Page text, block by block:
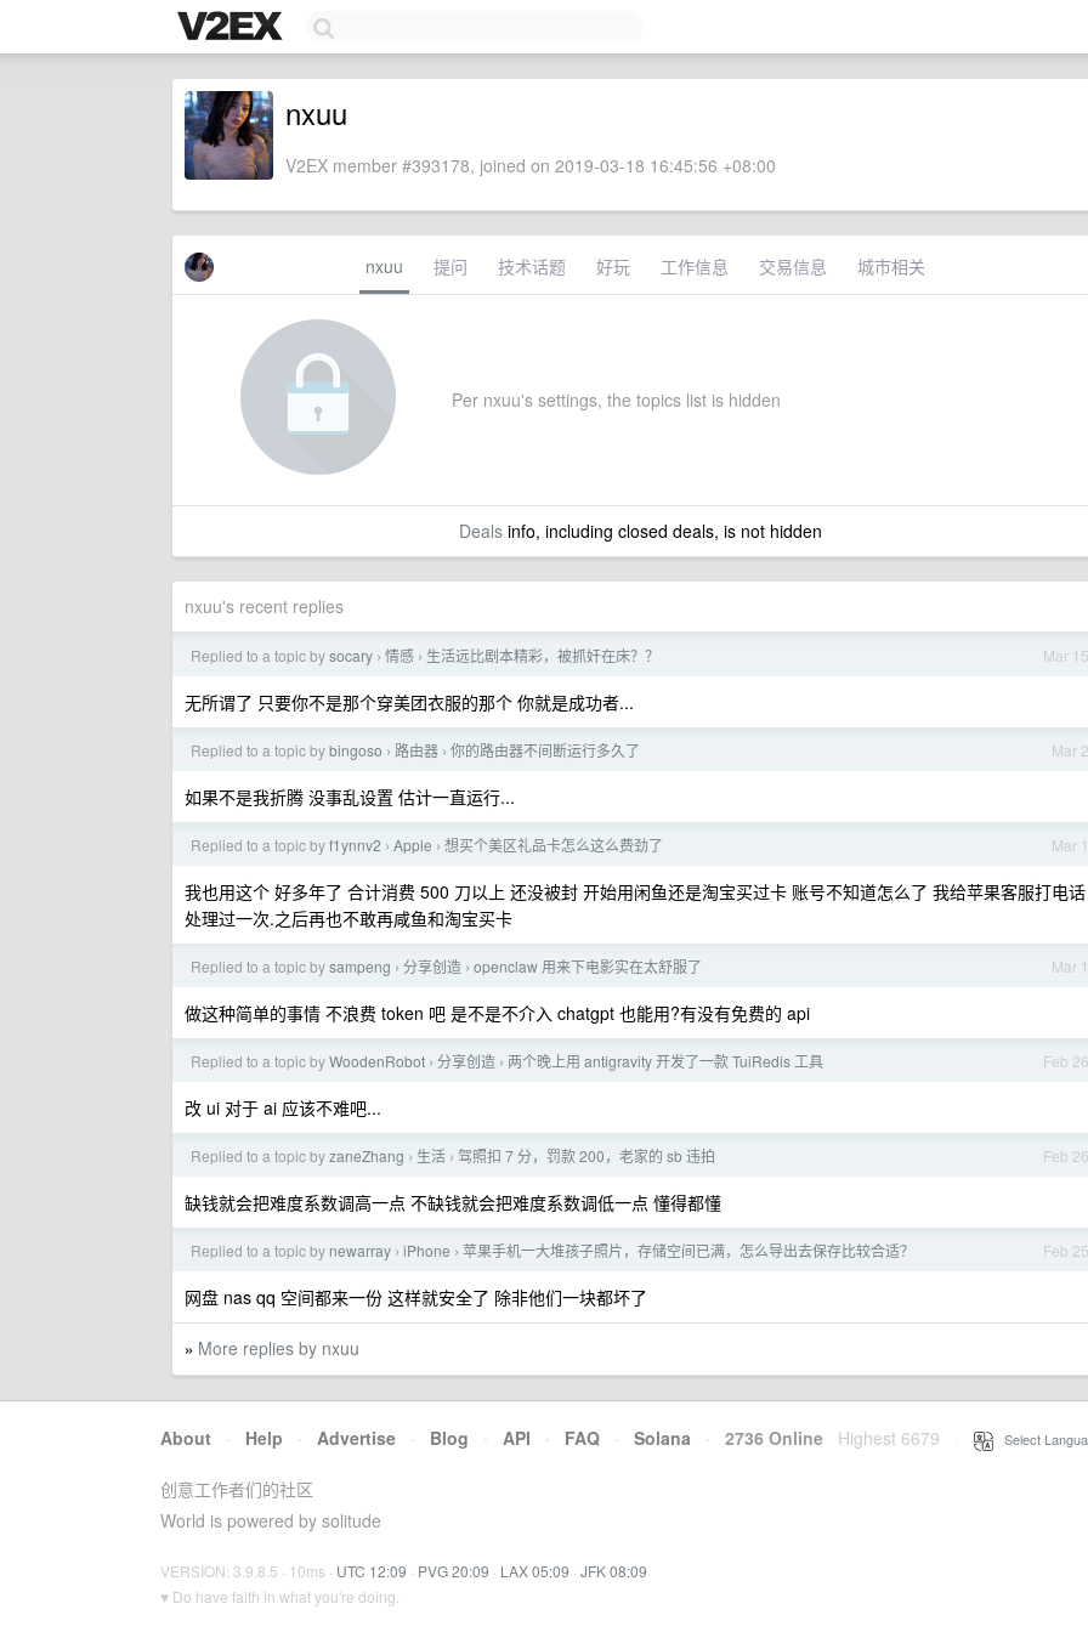
nxuu
V2EX member #393178, joined on 2019-03-18 16:45:56 +08:00
nxuu 提问 技术话题 好玩 工作信息 交易信息 城市相关
Per nxuu's settings, the topics list is hidden
Dealsinfo, including closed deals, is not hidden
nxuu's recent replies
Mar 15
Replied to a topic bysocary › 情感 › 生活远比剧本精彩，被抓奸在床？？
无所谓了 只要你不是那个穿美团衣服的那个 你就是成功者...
Mar 2
Replied to a topic bybingoso › 路由器 › 你的路由器不间断运行多久了
如果不是我折腾 没事乱设置 估计一直运行...
Mar 1
Replied to a topic byf1ynnv2 › Apple › 想买个美区礼品卡怎么这么费劲了
我也用这个 好多年了 合计消费 500 刀以上 还没被封 开始用闲鱼还是淘宝买过卡 账号不知道怎么了 我给苹果客服打电话
处理过一次.之后再也不敢再咸鱼和淘宝买卡
Mar 1
Replied to a topic bysampeng › 分享创造 › openclaw 用来下电影实在太舒服了
做这种简单的事情 不浪费 token 吧 是不是不介入 chatgpt 也能用?有没有免费的 api
Feb 26
Replied to a topic byWoodenRobot › 分享创造 › 两个晚上用 antigravity 开发了一款 TuiRedis 工具
改 ui 对于 ai 应该不难吧...
Feb 26
Replied to a topic byzaneZhang › 生活 › 驾照扣 7 分，罚款 200，老家的 sb 违拍
缺钱就会把难度系数调高一点 不缺钱就会把难度系数调低一点 懂得都懂
Feb 25
Replied to a topic by newarray › iPhone › 苹果手机一大堆孩子照片，存储空间已满，怎么导出去保存比较合适？
网盘 nas qq 空间都来一份 这样就安全了 除非他们一块都坏了
» More replies by nxuu
About · Help · Advertise · Blog · API · FAQ · Solana · 2736 Online Highest 6679 Select
创意工作者们的社区
World is powered by solitude
VERSION: 3.9.8.5 · 10ms · UTC 12:09 · PVG 20:09 · LAX 05:09 · JFK 08:09
♥ Do have faith in what you're doing.